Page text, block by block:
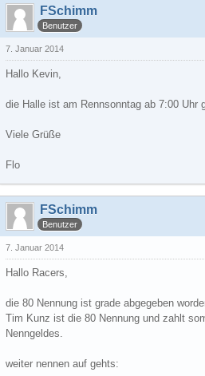
FSchimm
Benutzer
7. Januar 2014
Hallo Kevin,
die Halle ist am Rennsonntag ab 7:00 Uhr
Viele Grüße
Flo
FSchimm
Benutzer
7. Januar 2014
Hallo Racers,
die 80 Nennung ist grade abgegeben
Tim Kunz ist die 80 Nennung und zahlt
Nenngeldes.
weiter nennen auf gehts: